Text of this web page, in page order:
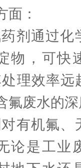
：
剂通过化
物，可快
理效率远
废水的深
有机氟、
论是工业